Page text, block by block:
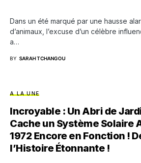
Dans un été marqué par une hausse
d’animaux, l’excuse d’un célèbre
a…
BY SARAH TCHANGOU
A LA UNE
Incroyable : Un Abri de
Cache un Système Solaire
1972 Encore en Fonction !
l’Histoire Étonnante !